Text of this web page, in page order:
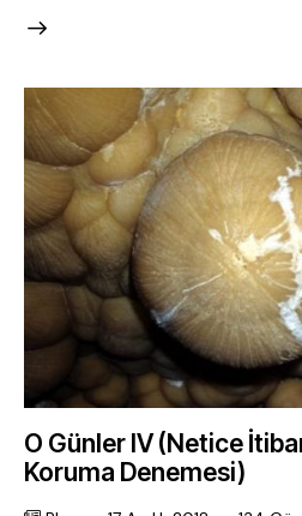
O Günler IV (Netice
Koruma Denemesi)